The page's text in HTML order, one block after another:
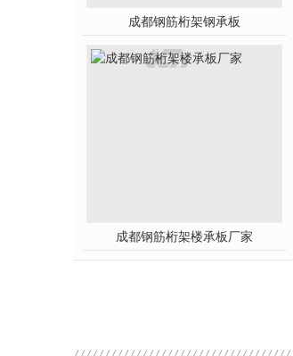
成都钢筋桁架钢承板
成都钢筋桁架楼承板厂家